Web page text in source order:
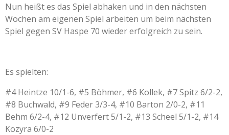
Nun heißt es das Spiel abhaken und in den nächsten
Wochen am eigenen Spiel arbeiten um beim nächsten
Spiel gegen SV Haspe 70 wieder erfolgreich zu sein.
Es spielten:
#4 Heintze 10/1-6, #5 Böhmer, #6 Kollek, #7 Spitz 6/2-2,
#8 Buchwald, #9 Feder 3/3-4, #10 Barton 2/0-2, #11
Behm 6/2-4, #12 Unverfert 5/1-2, #13 Scheel 5/1-2, #14
Kozyra 6/0-2